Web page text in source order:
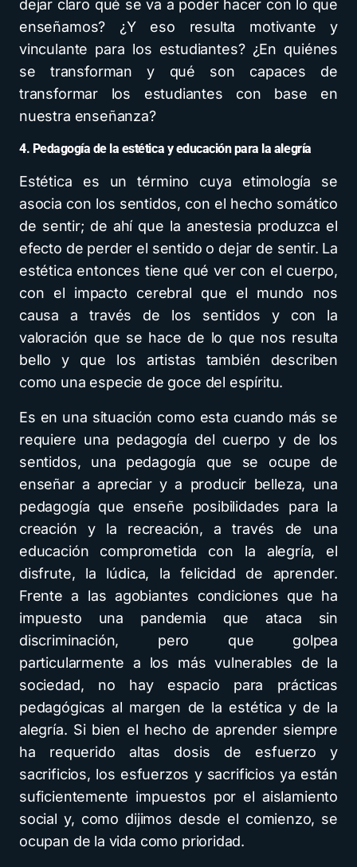
dejar claro qué se va a poder hacer con lo que
enseñamos? ¿Y eso resulta motivante y
vinculante para los estudiantes? ¿En quiénes
se transforman y qué son capaces de
transformar los estudiantes con base en
nuestra enseñanza?
4. Pedagogía de la estética y educación para la alegría
Estética es un término cuya etimología se
asocia con los sentidos, con el hecho somático
de sentir; de ahí que la anestesia produzca el
efecto de perder el sentido o dejar de sentir. La
estética entonces tiene qué ver con el cuerpo,
con el impacto cerebral que el mundo nos
causa a través de los sentidos y con la
valoración que se hace de lo que nos resulta
bello y que los artistas también describen
como una especie de goce del espíritu.
Es en una situación como esta cuando más se
requiere una pedagogía del cuerpo y de los
sentidos, una pedagogía que se ocupe de
enseñar a apreciar y a producir belleza, una
pedagogía que enseñe posibilidades para la
creación y la recreación, a través de una
educación comprometida con la alegría, el
disfrute, la lúdica, la felicidad de aprender.
Frente a las agobiantes condiciones que ha
impuesto una pandemia que ataca sin
discriminación, pero que golpea
particularmente a los más vulnerables de la
sociedad, no hay espacio para prácticas
pedagógicas al margen de la estética y de la
alegría. Si bien el hecho de aprender siempre
ha requerido altas dosis de esfuerzo y
sacrificios, los esfuerzos y sacrificios ya están
suficientemente impuestos por el aislamiento
social y, como dijimos desde el comienzo, se
ocupan de la vida como prioridad.